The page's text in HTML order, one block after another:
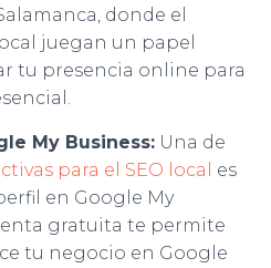
donde el
juegan un papel
tu presencia online para
My Business: Una de
para el SEO local es
en Google My
gratuita te permite
tu negocio en Google